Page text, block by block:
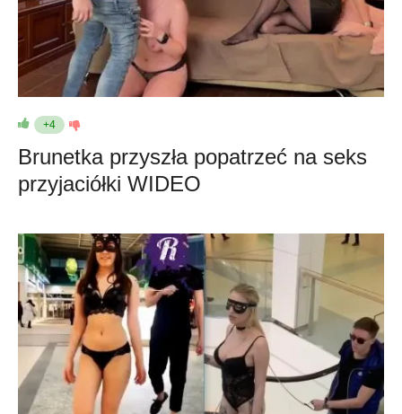
+4
Brunetka przyszła popatrzeć na seks
przyjaciółki WIDEO